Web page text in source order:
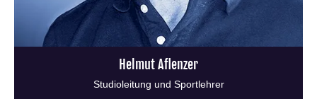
Helmut Aflenzer
Studioleitung und Sportlehrer